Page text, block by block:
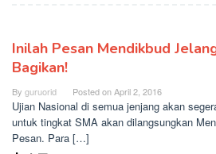
Inilah Pesan Mendikbud
Bagikan!
By guruorid Posted onApril 2, 2016
Ujian Nasional di semua jenjang akan
untuk tingkat SMA akan dilangsungkan
Pesan. Para […]